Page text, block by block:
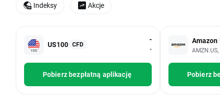
US100 CFD
-
-
Pobierz bezpłatną aplikację
Amazon
Pobierz
Indeksy Akcje